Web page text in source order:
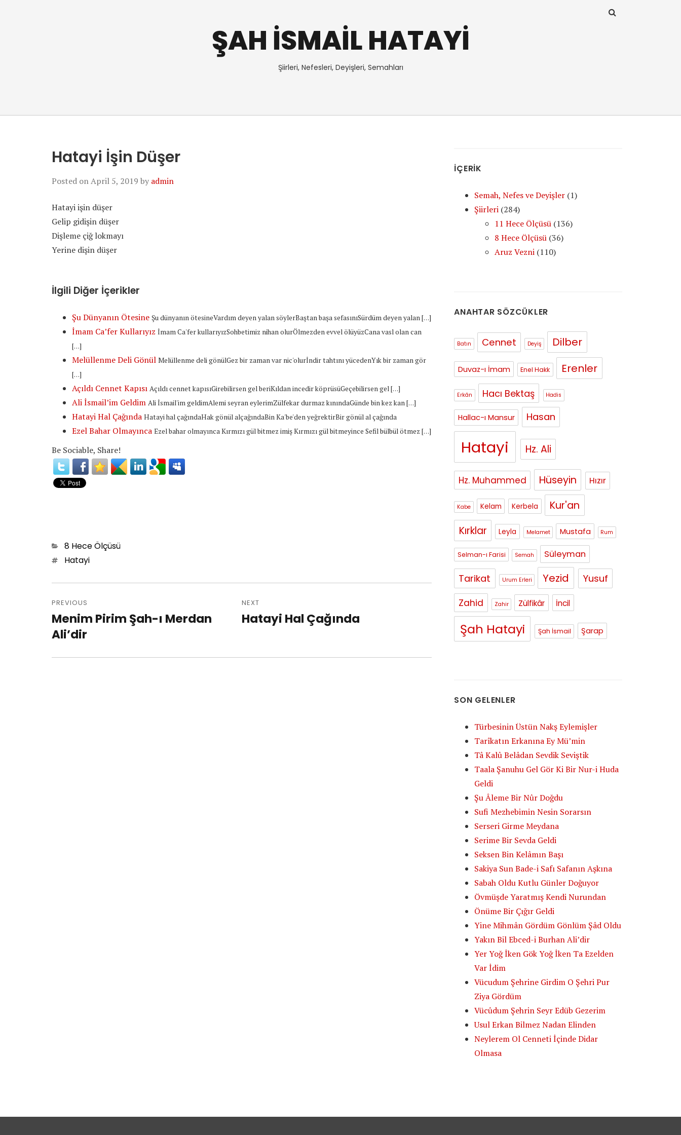
ŞAH İSMAİL HATAYİ
Şiirleri, Nefesleri, Deyişleri, Semahları
Hatayi İşin Düşer
Posted onApril 5, 2019 by admin
Hatayi işin düşer
Gelip gidişin düşer
Dişleme çiğ lokmayı
Yerine dişin düşer
İlgili Diğer İçerikler
Şu Dünyanın Ötesine Şu dünyanın ötesineVardım deyen yalan söylerBaştan başa sefasınıSürdüm deyen yalan […]
İmam Ca’fer Kullarıyız İmam Ca'fer kullarıyızSohbetimiz nihan olurÖlmezden evvel ölüyüzCana vasl olan can
[…]
Melüllenme Deli Gönül Melüllenme deli gönülGez bir zaman var nic'olurİndir tahtını yücedenYık bir zaman gör
[…]
Açıldı Cennet Kapısı Açıldı cennet kapısıGirebilirsen gel beriKıldan incedir köprüsüGeçebilirsen gel […]
Ali İsmail’im Geldim Ali İsmail'im geldimAlemi seyran eylerimZülfekar durmaz kınındaGünde bin kez kan […]
Hatayi Hal Çağında Hatayi hal çağındaHak gönül alçağındaBin Ka'be'den yeğrektirBir gönül al çağında
Ezel Bahar Olmayınca Ezel bahar olmayınca Kırmızı gül bitmez imiş Kırmızı gül bitmeyince Sefil bülbül ötmez […]
Be Sociable, Share!
Categories
8 Hece Ölçüsü
TagsHatayi
Post
navigation
PREVIOUS
Previous
post:
Menim Pirim Şah-ı Merdan
Ali’dir
NEXT
Next
Hatayi Hal Çağında
İÇERİK
Semah, Nefes ve Deyişler (1)
Şiirleri (284)
11 Hece Ölçüsü (136)
8 Hece Ölçüsü (36)
Aruz Vezni (110)
ANAHTAR SÖZCÜKLER
Batın Cennet Deyiş Dilber
Duvaz-ı İmam Enel Hakk Erenler
Erkân Hacı Bektaş Hadis
Hallac-ı Mansur Hasan
Hatayi Hz. Ali
Hz. Muhammed Hüseyin Hızır
Kabe Kelam Kerbela
Kur'an
Kırklar
Leyla Melamet Mustafa Rum
Selman-ı Farisi Semah Süleyman
Tarikat Urum Erleri Yezid Yusuf
Zahid Zahir Zülfikâr İncil
Şah Hatayi Şah İsmail Şarap
SON GELENLER
Türbesinin Üstün Nakş Eylemişler
Tarîkatın Erkanına Ey Mü’min
Tâ Kalû Belâdan Sevdik Seviştik
Taala Şanuhu Gel Gör Ki Bir Nur-i Huda
Geldi
Şu Âleme Bir Nûr Doğdu
Sufi Mezhebimin Nesin Sorarsın
Serseri Girme Meydana
Serime Bir Sevda Geldi
Seksen Bin Kelâmın Başı
Sakiya Sun Bade-i Safı Safanın Aşkına
Sabah Oldu Kutlu Günler Doğuyor
Övmüşde Yaratmış Kendi Nurundan
Önüme Bir Çığır Geldi
Yine Mihmân Gördüm Gönlüm Şâd Oldu
Yakın Bil Ebced-i Burhan Ali’dir
Yer Yoğ İken Gök Yoğ İken Ta Ezelden
Var İdim
Vücudum Şehrine Girdim O Şehri Pur
Ziya Gördüm
Vücûdum Şehrin Seyr Edüb Gezerim
Usul Erkan Bilmez Nadan Elinden
Neylerem Ol Cenneti İçinde Didar
Olmasa